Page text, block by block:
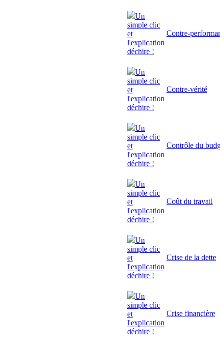
Un
simple clic
et
l'explication
déchire !
Contre-
Un
simple clic
et
l'explication
déchire !
Contre-vérité
Un
simple clic
et
l'explication
déchire !
Contrôle du
Un
simple clic
et
l'explication
déchire !
Coût du travail
Un
simple clic
et
l'explication
déchire !
Crise de la dette
Un
simple clic
et
l'explication
déchire !
Crise financière